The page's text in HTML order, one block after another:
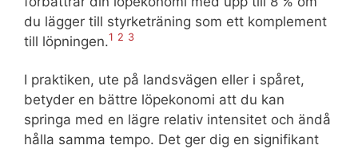
du lägger till styrketräning som ett komplement
till löpningen.1 2 3
I praktiken, ute på landsvägen eller i spåret,
betyder en bättre löpekonomi att du kan
springa med en lägre relativ intensitet och ändå
hålla samma tempo. Det ger dig en signifikant